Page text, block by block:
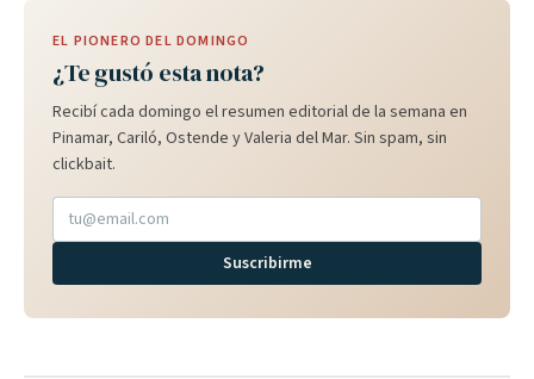
EL PIONERO DEL DOMINGO
¿Te gustó esta nota?
Recibí cada domingo el resumen editorial de la semana en
Pinamar, Cariló, Ostende y Valeria del Mar. Sin spam, sin
clickbait.
Suscribirme